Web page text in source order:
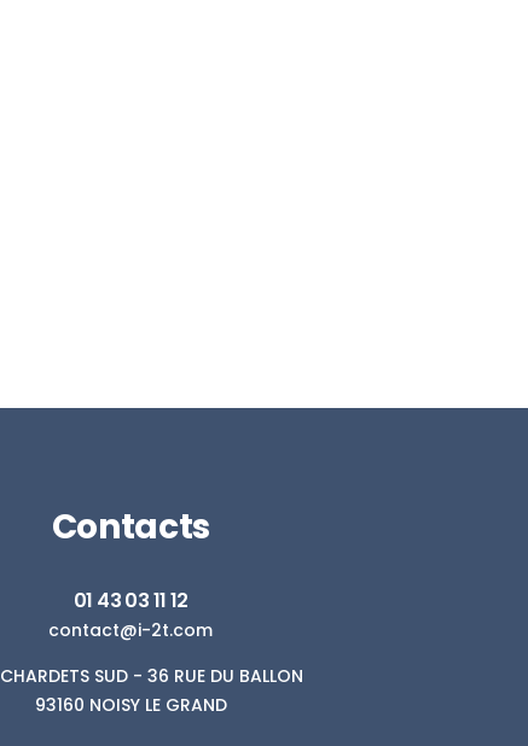
Contacts
01 43 03 11 12
contact@i-2t.com
SUD - 36 RUE DU BALLON
93160 NOISY LE GRAND